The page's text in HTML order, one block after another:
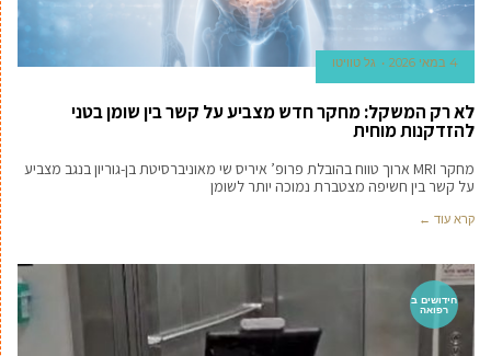
4 במאי 2026 גל טוויטו
לא רק המשקל: מחקר חדש מצביע על קשר בין שומן בטני
להזדקנות מוחית
מחקר MRI ארוך טווח בהובלת פרופ’ איריס שי מאוניברסיטת בן-גוריון בנגב מצביע
על קשר בין חשיפה מצטברת נמוכה יותר לשומן
קרא עוד ←
חידושים ב
רפואה